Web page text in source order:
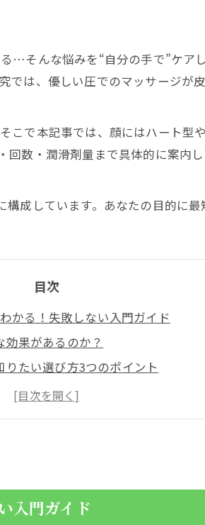
…そんな悩みを“自分の手で”ケア
では、優しい圧でのマッサージが
こで本記事では、顔にはハート型
数・潤滑剤量まで具体的に案内し
成しています。あなたの目的に最
目次
かる！失敗しない入門ガイド
果があるのか？
たい選び方3つのポイント
で絶対に失敗しない方法
型・くし形かっさおすすめ徹底ナ
物だけ”を選ぶための見分けポイン
角かっさの違いと選び方
入門ガイド